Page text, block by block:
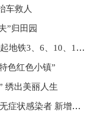
车救人
”归田园
（上海战疫录）上海地铁：5月22日起地铁3、6、10、16号线恢复运营
色红色小镇”
绣出美丽人生
（上海战疫录）上海社会面新增3名无症状感染者 新增一中风险地区